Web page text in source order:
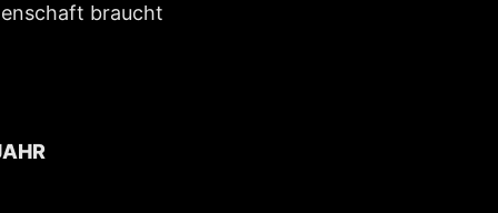
braucht